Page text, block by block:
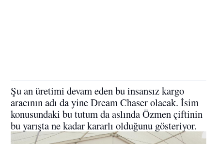
Şu an üretimi devam eden bu insansız kargo
aracının adı da yine Dream Chaser olacak. İsim
konusundaki bu tutum da aslında Özmen çiftinin
bu yarışta ne kadar kararlı olduğunu gösteriyor.